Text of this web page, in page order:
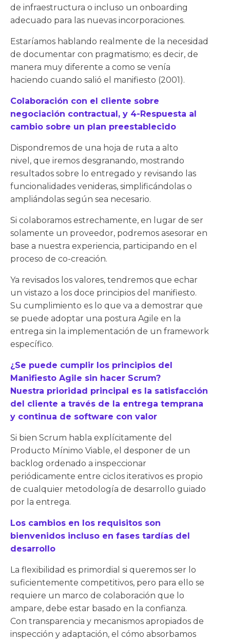
de infraestructura o incluso un onboarding
adecuado para las nuevas incorporaciones.
Estaríamos hablando realmente de la necesidad
de documentar con pragmatismo; es decir, de
manera muy diferente a como se venía
haciendo cuando salió el manifiesto (2001).
Colaboración con el cliente sobre
negociación contractual, y 4-Respuesta al
cambio sobre un plan preestablecido
Dispondremos de una hoja de ruta a alto
nivel, que iremos desgranando, mostrando
resultados sobre lo entregado y revisando las
funcionalidades venideras, simplificándolas o
ampliándolas según sea necesario.
Si colaboramos estrechamente, en lugar de ser
solamente un proveedor, podremos asesorar en
base a nuestra experiencia, participando en el
proceso de co-creación.
Ya revisados los valores, tendremos que echar
un vistazo a los doce principios del manifiesto.
Su cumplimiento es lo que va a demostrar que
se puede adoptar una postura Agile en la
entrega sin la implementación de un framework
específico.
¿Se puede cumplir los principios del
Manifiesto Agile sin hacer Scrum?
Nuestra prioridad principal es la satisfacción
del cliente a través de la entrega temprana
y continua de software con valor
Si bien Scrum habla explícitamente del
Producto Mínimo Viable, el desponer de un
backlog ordenado a inspeccionar
periódicamente entre ciclos iterativos es propio
de cualquier metodología de desarrollo guiado
por la entrega.
Los cambios en los requisitos son
bienvenidos incluso en fases tardías del
desarrollo
La flexibilidad es primordial si queremos ser lo
suficientemente competitivos, pero para ello se
requiere un marco de colaboración que lo
ampare, debe estar basado en la confianza.
Con transparencia y mecanismos apropiados de
inspección y adaptación, el cómo absorbamos